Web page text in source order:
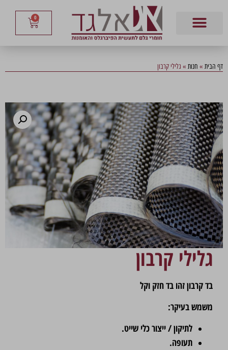
0
דף הבית » חנות » גלילי קרבון
גלילי קרבון
בד קרבון זהו בד חזק וקל
משמש בעיקר:
לתיקון / ייצור כלי שייט.
תעופה.